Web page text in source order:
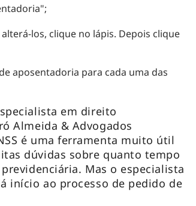
los, clique no lápis. Depois clique
aposentadoria para cada uma das
em direito
Almeida & Advogados
é uma ferramenta muito útil
dúvidas sobre quanto tempo
Mas o especialista
início ao processo de pedido de